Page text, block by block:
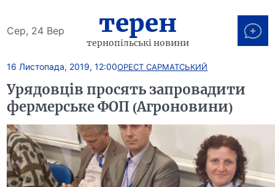
Сер, 24 Вер терен
тернопільські новини
16 Листопада, 2019, 12:00ОРЕСТ САРМАТСЬКИЙ
Урядовців просять запровадити
фермерське ФОП (Агроновини)